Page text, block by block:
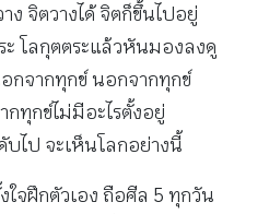
ง จิตวางได้ จิตก็ขึ้นไปอยู่
ะ โลกุตตระแล้วหันมองลงดู
กจากทุกข์ นอกจากทุกข์
กทุกข์ไม่มีอะไรตั้งอยู่
บไป จะเห็นโลกอย่างนี้
ใจฝึกตัวเอง ถือศีล 5 ทุกวัน